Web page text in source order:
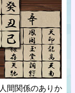
間関係のありか